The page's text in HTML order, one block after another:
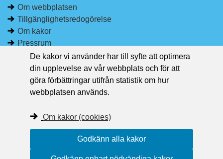
Om webbplatsen
Tillgänglighetsredogörelse
Om kakor
Pressrum
Håll dig uppdaterad
Följ Region Västernorrland på Facebook
Region Västernorrland i sociala medier
De kakor vi använder har till syfte att optimera
din upplevelse av vår webbplats och för att
göra förbättringar utifrån statistik om hur
webbplatsen används.
Om kakor (cookies)
Godkänn alla kakor